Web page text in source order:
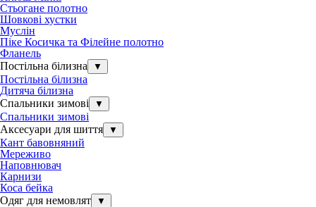
Стьогане полотно
Шовкові хустки
Муслін
Піке Косичка та Філейне полотно
Фланель
Постільна білизна
▼
Постільна білизна
Дитяча білизна
Спальники зимові
▼
Спальники зимові
Аксесуари для шиття
▼
Кант бавовняний
Мереживо
Наповнювач
Карнизи
Коса бейка
Одяг для немовлят
▼